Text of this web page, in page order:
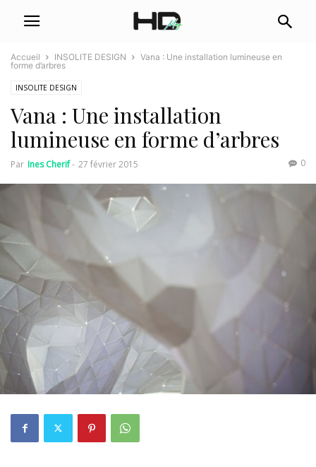
Accueil INSOLITE DESIGN
Vana : Une installation lumineuse en
forme d’arbres
INSOLITE DESIGN
Vana : Une installation
lumineuse en forme d’arbres
Par Ines Cherif- 27 février 2015 0